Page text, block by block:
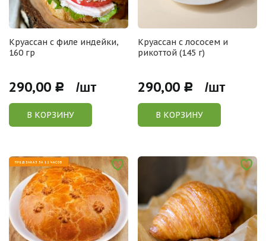
Круассан с филе индейки,
160 гр
290,00 Р /шт
В КОРЗИНУ
Круассан с лососем и
рикоттой (145 г)
290,00 Р /шт
В КОРЗИНУ
ПРЕДЗАКАЗ ЗА 12 ЧАСОВ